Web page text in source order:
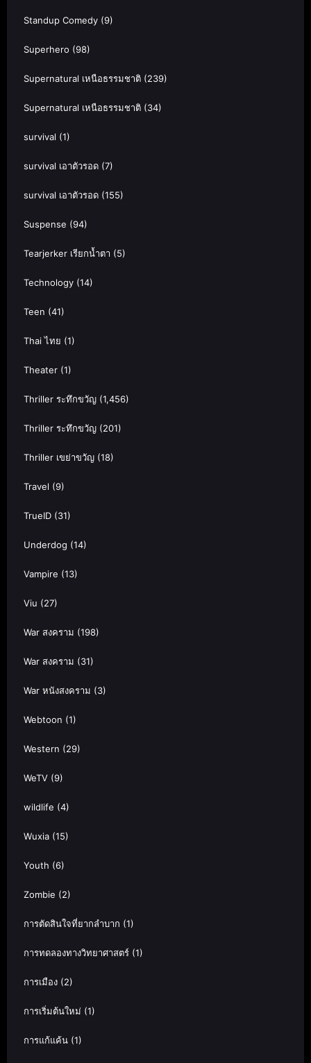
Standup Comedy (9)
Superhero (98)
Supernatural เหนือธรรมชาติ (239)
Supernatural เหนือธรรมชาติ (34)
survival (1)
survival เอาตัวรอด (7)
survival เอาตัวรอด (155)
Suspense (94)
Tearjerker เรียกน้ำตา (5)
Technology (14)
Teen (41)
Thai ไทย (1)
Theater (1)
Thriller ระทึกขวัญ (1,456)
Thriller ระทึกขวัญ (201)
Thriller เขย่าขวัญ (18)
Travel (9)
TrueID (31)
Underdog (14)
Vampire (13)
Viu (27)
War สงคราม (198)
War สงคราม (31)
War หนังสงคราม (3)
Webtoon (1)
Western (29)
WeTV (9)
wildlife (4)
Wuxia (15)
Youth (6)
Zombie (2)
การตัดสินใจที่ยากลำบาก (1)
การทดลองทางวิทยาศาสตร์ (1)
การเมือง (2)
การเริ่มต้นใหม่ (1)
การแก้แค้น (1)